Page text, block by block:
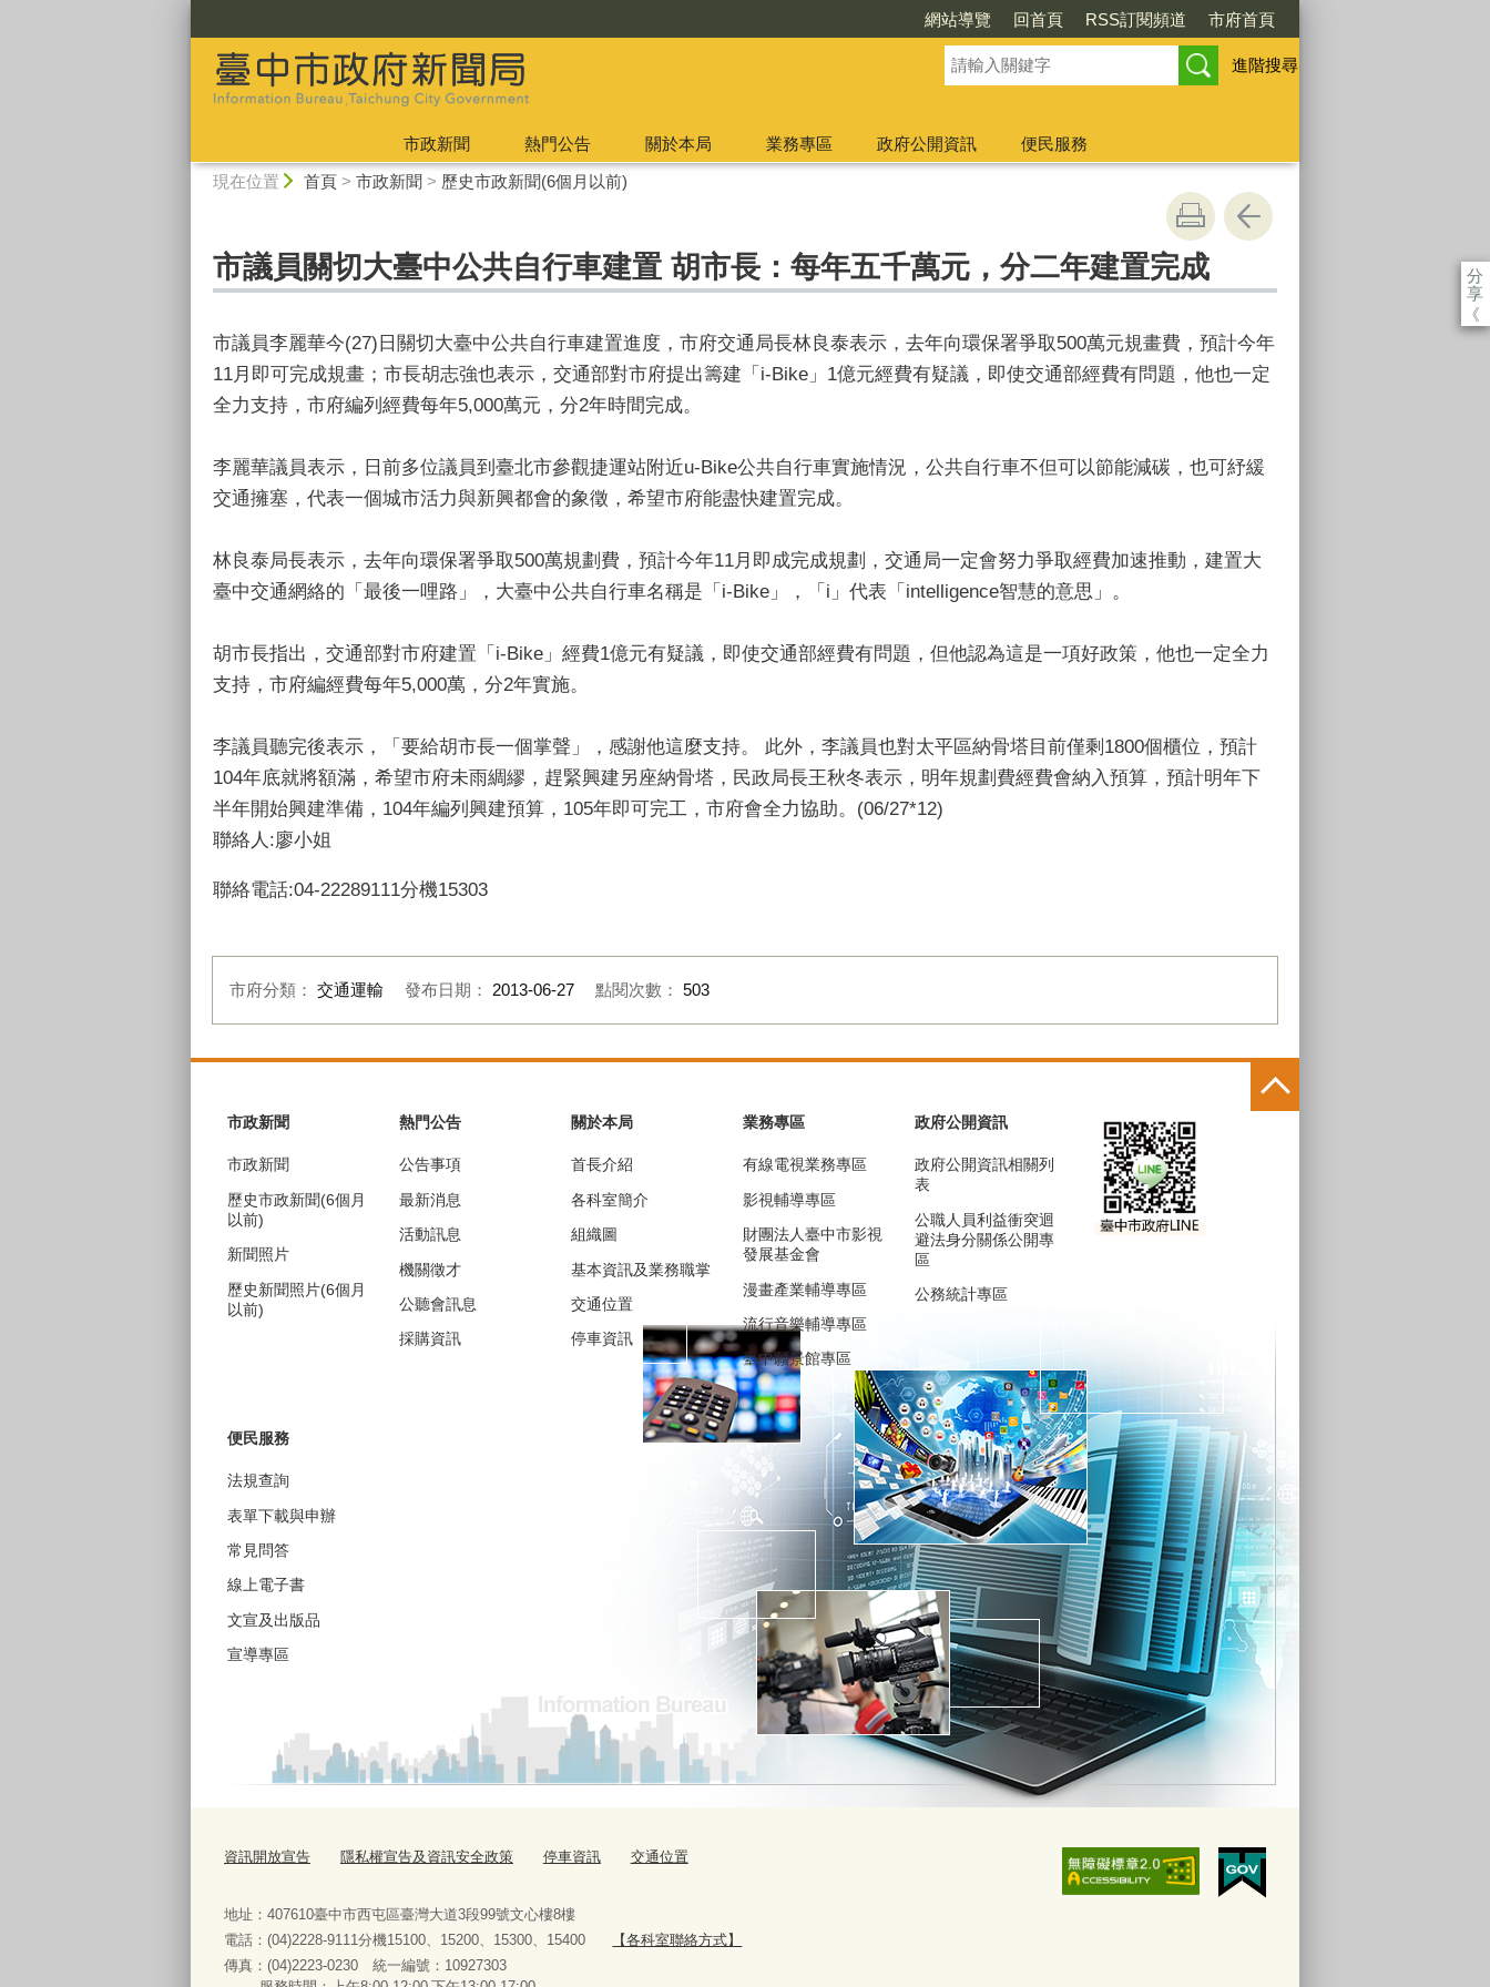
網站導覽 回首頁 RSS訂閱頻道 市府首頁
進階搜尋
市政新聞 熱門公告 關於本局 業務專區 政府公開資訊
便民服務
現在位置 首頁> 市政新聞 > 歷史市政新聞(6個月以前)
分
享
《
市議員關切大臺中公共自行車建置 胡市長：每年五千萬元，分二年建置完成
市議員李麗華今(27)日關切大臺中公共自行車建置進度，市府交通局長林良泰表示，去年向環保署爭取500萬元規畫費，預計今年
11月即可完成規畫；市長胡志強也表示，交通部對市府提出籌建「i-Bike」1億元經費有疑議，即使交通部經費有問題，他也一定
全力支持，市府編列經費每年5,000萬元，分2年時間完成。
李麗華議員表示，日前多位議員到臺北市參觀捷運站附近u-Bike公共自行車實施情況，公共自行車不但可以節能減碳，也可紓緩
交通擁塞，代表一個城市活力與新興都會的象徵，希望市府能盡快建置完成。
林良泰局長表示，去年向環保署爭取500萬規劃費，預計今年11月即成完成規劃，交通局一定會努力爭取經費加速推動，建置大
臺中交通網絡的「最後一哩路」，大臺中公共自行車名稱是「i-Bike」，「i」代表「intelligence智慧的意思」。
胡市長指出，交通部對市府建置「i-Bike」經費1億元有疑議，即使交通部經費有問題，但他認為這是一項好政策，他也一定全力
支持，市府編經費每年5,000萬，分2年實施。
李議員聽完後表示，「要給胡市長一個掌聲」，感謝他這麼支持。 此外，李議員也對太平區納骨塔目前僅剩1800個櫃位，預計
104年底就將額滿，希望市府未雨綢繆，趕緊興建另座納骨塔，民政局長王秋冬表示，明年規劃費經費會納入預算，預計明年下
半年開始興建準備，104年編列興建預算，105年即可完工，市府會全力協助。(06/27*12)
聯絡人:廖小姐
聯絡電話:04-22289111分機15303
市府分類： 交通運輸 發布日期： 2013-06-27 點閱次數： 503
市政新聞
市政新聞
歷史市政新聞(6個月
以前)
新聞照片
歷史新聞照片(6個月
以前)
熱門公告
公告事項
最新消息
活動訊息
機關徵才
公聽會訊息
採購資訊
關於本局
首長介紹
各科室簡介
組織圖
基本資訊及業務職掌
交通位置
停車資訊
業務專區
有線電視業務專區
影視輔導專區
財團法人臺中市影視
發展基金會
漫畫產業輔導專區
流行音樂輔導專區
臺中願景館專區
政府公開資訊
政府公開資訊相關列
表
公職人員利益衝突迴
避法身分關係公開專
區
公務統計專區
便民服務
法規查詢
表單下載與申辦
常見問答
線上電子書
文宣及出版品
宣導專區
資訊開放宣告 隱私權宣告及資訊安全政策 停車資訊 交通位置
地址：407610臺中市西屯區臺灣大道3段99號文心樓8樓
電話：(04)2228-9111分機15100、15200、15300、15400
【各科室聯絡方式】
傳真：(04)2223-0230 統一編號 ： 10927303